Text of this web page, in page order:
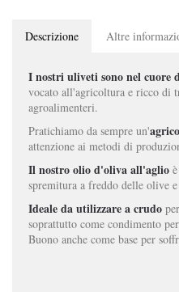
Descrizione Altre
I nostri uliveti sono nel cuore
vocato all'agricoltura e ricco di
agroalimenteri.
Pratichiamo da sempre un'
attenzione ai metodi di
Il nostroolio d'oliva all'aglio
spremitura a freddo delle olive
Ideale da utilizzare a crudo
soprattutto come condimento
Buono anche come base per